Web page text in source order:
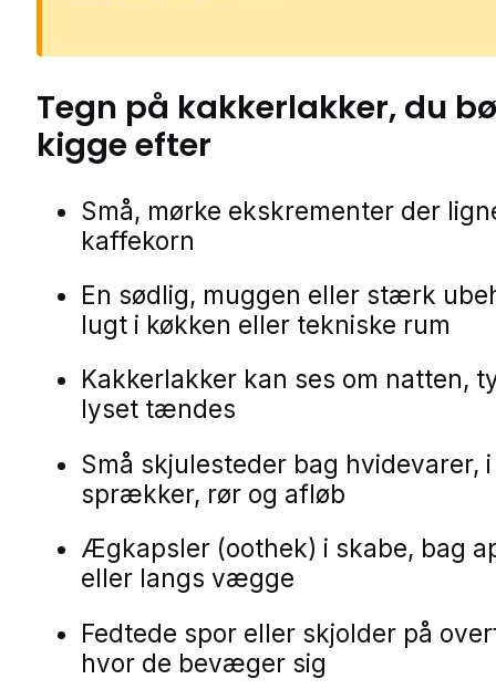
Tegn på kakkerlakker, du
kigge efter
Små, mørke ekskrementer der
kaffekorn
En sødlig, muggen eller stærk
lugt i køkken eller tekniske rum
Kakkerlakker kan ses om natten,
lyset tændes
Små skjulesteder bag hvidevarer, i
sprækker, rør og afløb
Ægkapsler (oothek) i skabe, bag
eller langs vægge
Fedtede spor eller skjolder på
hvor de bevæger sig